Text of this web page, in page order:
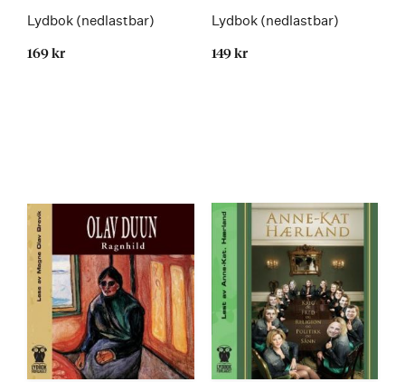
Lydbok (nedlastbar)
169 kr
Lydbok (nedlastbar)
149 kr